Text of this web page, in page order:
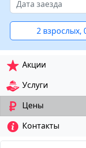
2 взрослых,
Акции
Услуги
Цены
Контакты